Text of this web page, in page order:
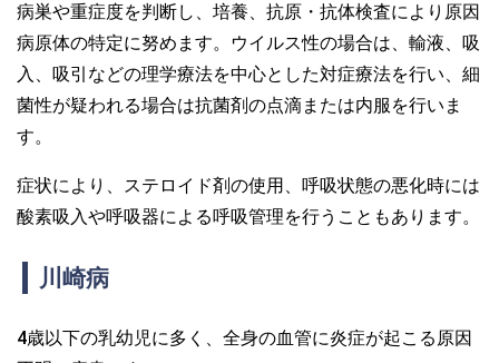
病巣や重症度を判断し、培養、抗原・抗体検査により原因
病原体の特定に努めます。ウイルス性の場合は、輸液、吸
入、吸引などの理学療法を中心とした対症療法を行い、細
菌性が疑われる場合は抗菌剤の点滴または内服を行いま
す。
症状により、ステロイド剤の使用、呼吸状態の悪化時には
酸素吸入や呼吸器による呼吸管理を行うこともあります。
川崎病
4歳以下の乳幼児に多く、全身の血管に炎症が起こる原因